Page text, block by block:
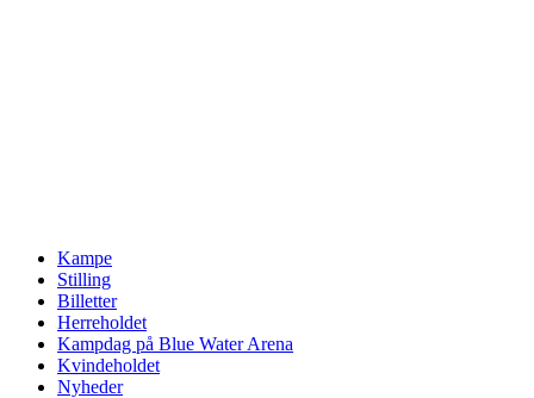
Kampe
Stilling
Billetter
Herreholdet
Kampdag på Blue Water Arena
Kvindeholdet
Nyheder